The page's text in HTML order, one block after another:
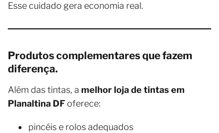
Esse cuidado gera economia real.
Produtos complementares que fazem
diferença.
Além das tintas, a melhor loja de tintas em
Planaltina DF oferece:
pincéis e rolos adequados